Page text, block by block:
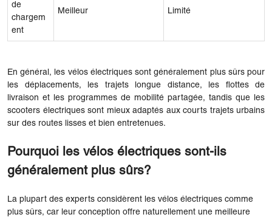
de
chargem
ent
Meilleur Limité
En général, les vélos électriques sont généralement plus sûrs pour
les déplacements, les trajets longue distance, les flottes de
livraison et les programmes de mobilité partagée, tandis que les
scooters électriques sont mieux adaptés aux courts trajets urbains
sur des routes lisses et bien entretenues.
Pourquoi les vélos électriques sont-ils
généralement plus sûrs?
La plupart des experts considèrent les vélos électriques comme
plus sûrs, car leur conception offre naturellement une meilleure